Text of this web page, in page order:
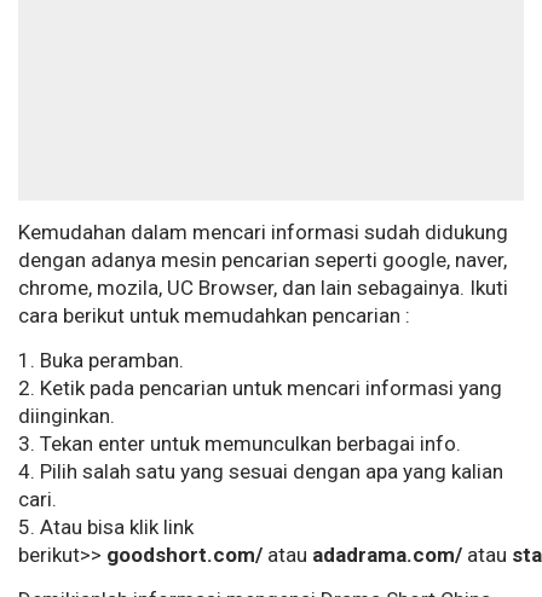
Kemudahan dalam mencari informasi sudah didukung
dengan adanya mesin pencarian seperti google, naver,
chrome, mozila, UC Browser, dan lain sebagainya. Ikuti
cara berikut untuk memudahkan pencarian :
1. Buka peramban.
2. Ketik pada pencarian untuk mencari informasi yang
diinginkan.
3. Tekan enter untuk memunculkan berbagai info.
4. Pilih salah satu yang sesuai dengan apa yang kalian
cari.
5. Atau bisa klik link
berikut>> goodshort.com/ atau adadrama.com/ atau